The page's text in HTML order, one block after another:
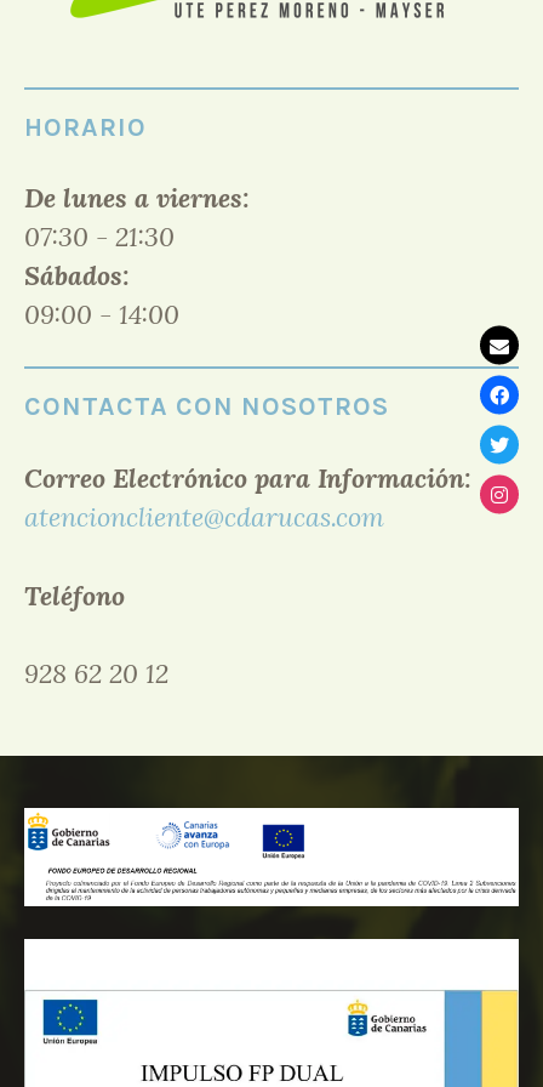
HORARIO
De lunes a viernes:
07:30 - 21:30
Sábados:
09:00 - 14:00
CONTACTA CON NOSOTROS
Correo Electrónico para Información:
atencioncliente@cdarucas.com
Teléfono
928 62 20 12